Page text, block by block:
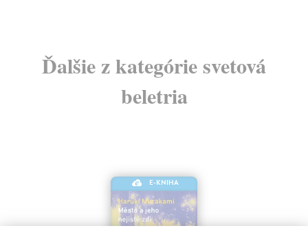
Ďalšie z kategórie svetová
beletria
E-KNIHA